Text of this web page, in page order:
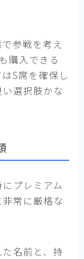
参戦を考え
購入できる
S席を確保し
選択肢かな
プレミアム
常に厳格な
名前と、持